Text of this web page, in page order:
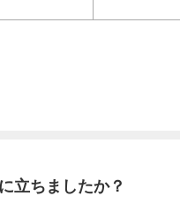
立ちましたか？